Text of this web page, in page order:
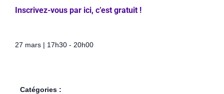
Inscrivez-vous par ici, c’est gratuit !
27 mars | 17h30 - 20h00
Catégories :